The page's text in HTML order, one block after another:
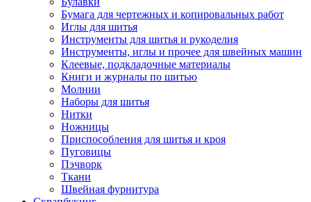
Бумага для чертежных и копировальных работ
Иглы для шитья
Инструменты для шитья и рукоделия
Инструменты, иглы и прочее для швейных машин
Клеевые, подкладочные материалы
Книги и журналы по шитью
Молнии
Наборы для шитья
Нитки
Ножницы
Приспособления для шитья и кроя
Пуговицы
Пэчворк
Ткани
Швейная фурнитура